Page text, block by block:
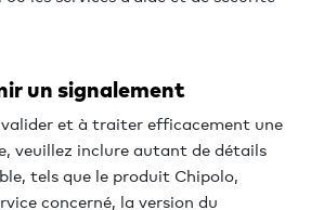
un signalement
et à traiter efficacement une
veuillez inclure autant de détails
tels que le produit Chipolo,
concerné, la version du